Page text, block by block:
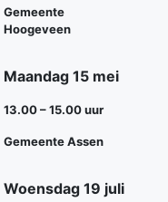
Gemeente
Hoogeveen
Maandag 15 mei
13.00 – 15.00 uur
Gemeente Assen
Woensdag 19 juli